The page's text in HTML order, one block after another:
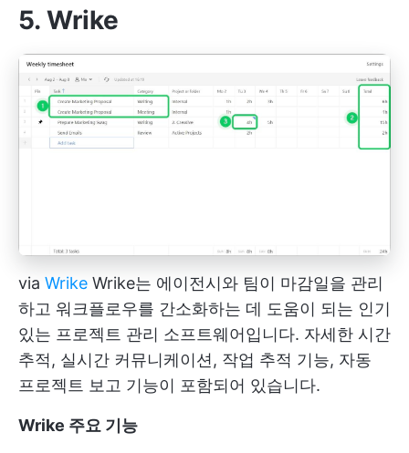
5. Wrike
via Wrike Wrike는 에이전시와 팀이 마감일을 관리
하고 워크플로우를 간소화하는 데 도움이 되는 인기
있는 프로젝트 관리 소프트웨어입니다. 자세한 시간
추적, 실시간 커뮤니케이션, 작업 추적 기능, 자동
프로젝트 보고 기능이 포함되어 있습니다.
Wrike 주요 기능